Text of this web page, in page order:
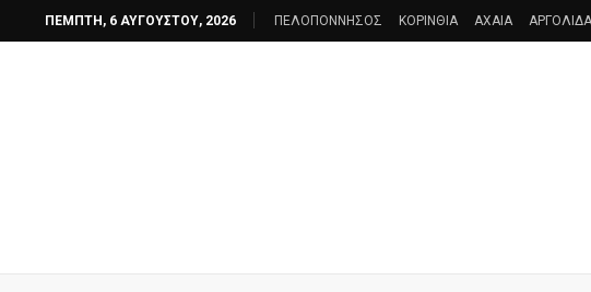
ΠΈΜΠΤΗ, 6 ΑΥΓΟΎΣΤΟΥ, 2026 ΠΕΛΟΠΟΝΝΗΣΟΣ ΚΟΡΙΝΘΙΑ AXAIA ΑΡΓΟΛΙΔΑ